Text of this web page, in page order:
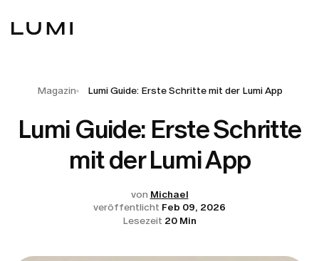
Magazin Lumi Guide: Erste Schritte mit der Lumi App
Lumi Guide: Erste Schritte
mit der Lumi App
von Michael
veröffentlicht Feb 09, 2026
Lesezeit 20 Min